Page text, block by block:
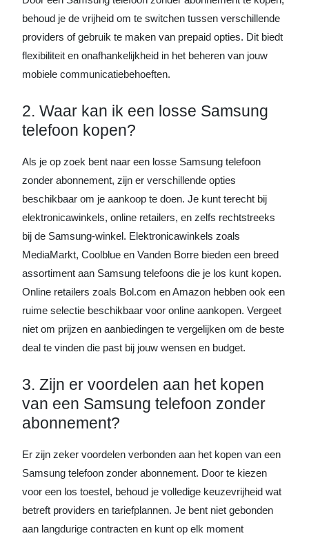
behoud je de vrijheid om te switchen tussen verschillende
providers of gebruik te maken van prepaid opties. Dit biedt
flexibiliteit en onafhankelijkheid in het beheren van jouw
mobiele communicatiebehoeften.
2. Waar kan ik een losse Samsung
telefoon kopen?
Als je op zoek bent naar een losse Samsung telefoon
zonder abonnement, zijn er verschillende opties
beschikbaar om je aankoop te doen. Je kunt terecht bij
elektronicawinkels, online retailers, en zelfs rechtstreeks
bij de Samsung-winkel. Elektronicawinkels zoals
MediaMarkt, Coolblue en Vanden Borre bieden een breed
assortiment aan Samsung telefoons die je los kunt kopen.
Online retailers zoals Bol.com en Amazon hebben ook een
ruime selectie beschikbaar voor online aankopen. Vergeet
niet om prijzen en aanbiedingen te vergelijken om de beste
deal te vinden die past bij jouw wensen en budget.
3. Zijn er voordelen aan het kopen
van een Samsung telefoon zonder
abonnement?
Er zijn zeker voordelen verbonden aan het kopen van een
Samsung telefoon zonder abonnement. Door te kiezen
voor een los toestel, behoud je volledige keuzevrijheid wat
betreft providers en tariefplannen. Je bent niet gebonden
aan langdurige contracten en kunt op elk moment